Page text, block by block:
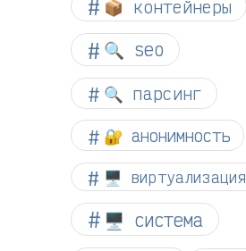
📦 контейнеры
🔍 seo
🔍 парсинг
🔐 анонимность
🖥️ виртуализация
🖥️ система